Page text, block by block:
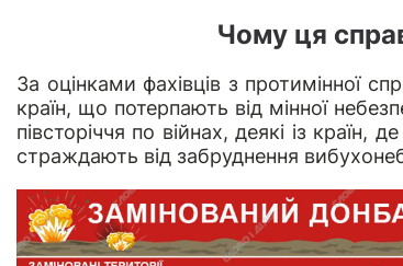
Чому ця
За оцінками фахівців з протимінної
країн, що потерпають від мінної
півсторіччя по війнах, деякі із
страждають від забруднення